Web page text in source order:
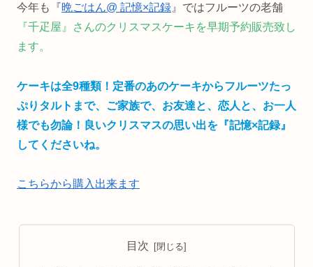
今年も『晩ごはん@ 記憶×記録 』ではフルーツの老舗
『千疋屋』さんのクリスマスケーキを早期予約販売致し
ます。
ケーキは全9種類！定番のあのケーキからフルーツたっ
ぷりタルトまで、ご家族で、お友達と、恋人と、お一人
様でも勿論！良いクリスマスの思い出を『記憶×記録』
してくださいね。
こちらから購入出来ます
目次